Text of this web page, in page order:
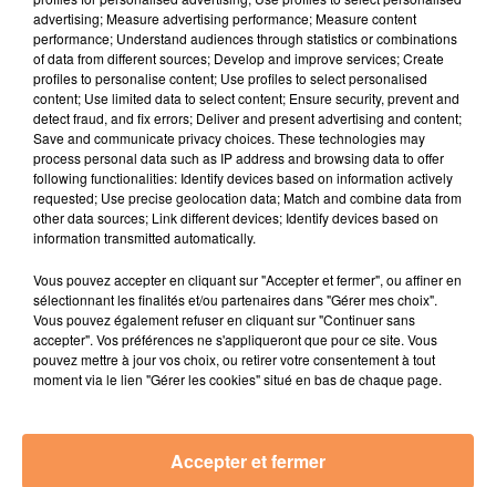
Facebook :Maison Paon Pau
Instagram :maisonpaon_pau
TITRES DIFFUSÉS
9h48
9h48 9h44
9h44
Will.i.am
Scream And Shout
9h41
9h41
advertising; Measure advertising performance; Measure content
performance; Understand audiences through statistics or combinations
of data from different sources; Develop and improve services; Create
profiles to personalise content; Use profiles to select personalised
content; Use limited data to select content; Ensure security, prevent and
detect fraud, and fix errors; Deliver and present advertising and content;
Save and communicate privacy choices. These technologies may
process personal data such as IP address and browsing data to offer
following functionalities: Identify devices based on information actively
requested; Use precise geolocation data; Match and combine data from
other data sources; Link different devices; Identify devices based on
information transmitted automatically.
Vous pouvez accepter en cliquant sur "Accepter et fermer", ou affiner en
sélectionnant les finalités et/ou partenaires dans "Gérer mes choix".
Vous pouvez également refuser en cliquant sur "Continuer sans
accepter". Vos préférences ne s'appliqueront que pour ce site. Vous
pouvez mettre à jour vos choix, ou retirer votre consentement à tout
moment via le lien "Gérer les cookies" situé en bas de chaque page.
Accepter et fermer